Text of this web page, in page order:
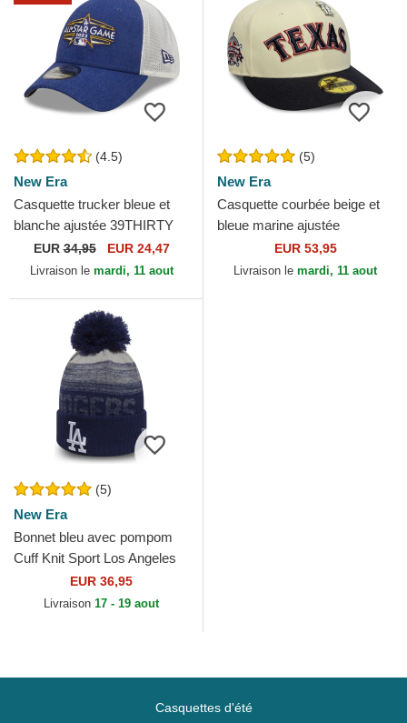
(4.5)
New Era
Casquette trucker bleue et
blanche ajustée 39THIRTY
All Star Game Logo Los
Angeles Dodgers MLB...
EUR34,95 EUR 24,47
Livraison le mardi, 11 aout
(5)
New Era
Casquette courbée beige et
bleue marine ajustée
59FIFTY All Star Game Pin
Texas Rangers MLB New
EUR 53,95
Livraison le mardi, 11 aout
(5)
New Era
Bonnet bleu avec pompom
Cuff Knit Sport Los Angeles
Dodgers MLB New Era
EUR 36,95
Livraison 17 - 19 aout
Casquettes d'été